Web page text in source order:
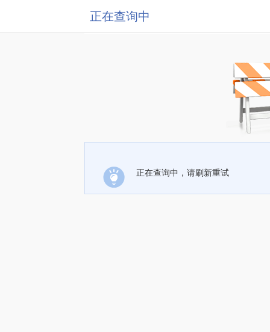
正在查询中
正在查询中，请刷新重试